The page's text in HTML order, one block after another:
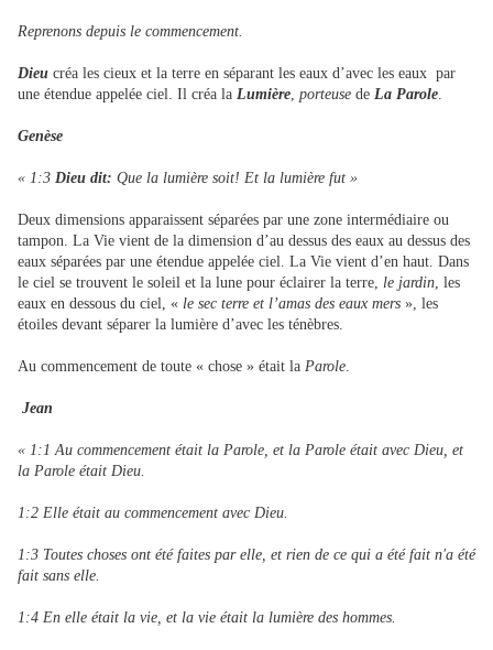
Reprenons depuis le commencement.
Dieu créa les cieux et la terre en séparant les eaux d’avec les eaux par
une étendue appelée ciel. Il créa la Lumière, porteuse de La Parole.
Genèse
« 1:3 Dieu dit: Que la lumière soit! Et la lumière fut »
Deux dimensions apparaissent séparées par une zone intermédiaire ou
tampon. La Vie vient de la dimension d’au dessus des eaux au dessus des
eaux séparées par une étendue appelée ciel. La Vie vient d’en haut. Dans
le ciel se trouvent le soleil et la lune pour éclairer la terre, le jardin, les
eaux en dessous du ciel, « le sec terre et l’amas des eaux mers », les
étoiles devant séparer la lumière d’avec les ténèbres.
Au commencement de toute « chose » était la Parole.
Jean
« 1:1 Au commencement était la Parole, et la Parole était avec Dieu, et
la Parole était Dieu.
1:2 Elle était au commencement avec Dieu.
1:3 Toutes choses ont été faites par elle, et rien de ce qui a été fait n'a été
fait sans elle.
1:4 En elle était la vie, et la vie était la lumière des hommes.